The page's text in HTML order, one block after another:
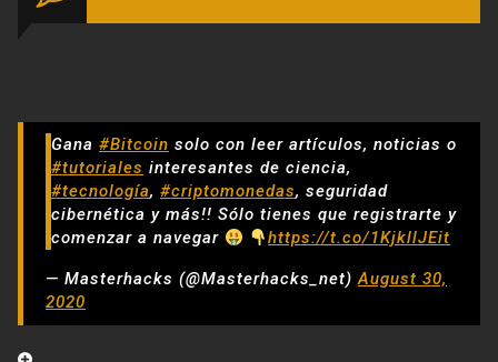
Gana #Bitcoin solo con leer artículos, noticias o
#tutoriales interesantes de ciencia,
#tecnología, #criptomonedas, seguridad
cibernética y más!! Sólo tienes que registrarte y
comenzar a navegar
https://t.co/1KjkllJEit
— Masterhacks (@Masterhacks_net)August 30,
2020